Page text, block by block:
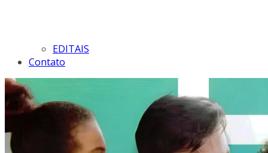
EDITAIS
Contato